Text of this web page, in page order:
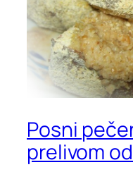
Posni
prelivom